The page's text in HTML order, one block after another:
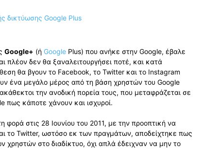
Google+ (ή Google Plus) που ανήκε στην Google, έβαλε
πλέον δεν θα ξαναλειτουργήσει ποτέ, και κατά
θα βγουν το Facebook, το Twitter και το Instagram
ένα μεγάλο μέρος από τη βάση χρηστών του Google
την ανοδική πορεία τους, που μεταφράζεται σε
πως κάποτε χάνουν και ισχυροί.
φορά στις 28 Ιουνίου του 2011, με την προοπτική να
το Twitter, ωστόσο εκ των πραγμάτων, αποδείχτηκε πως
στο διαδίκτυο, όχι απλά έδειχναν να μην το